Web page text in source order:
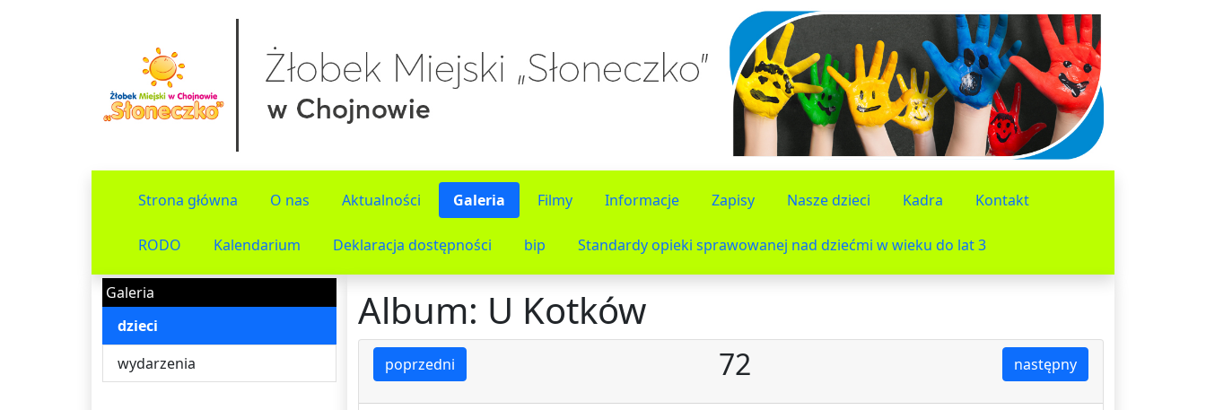
Strona główna O nas Aktualności Galeria Filmy Informacje Zapisy Nasze dzieci Kadra Kontakt
RODO Kalendarium Deklaracja dostępności bip Standardy opieki sprawowanej nad dziećmi w wieku do lat 3
Galeria
dzieci
wydarzenia
Album: U Kotków
poprzedni następny
72